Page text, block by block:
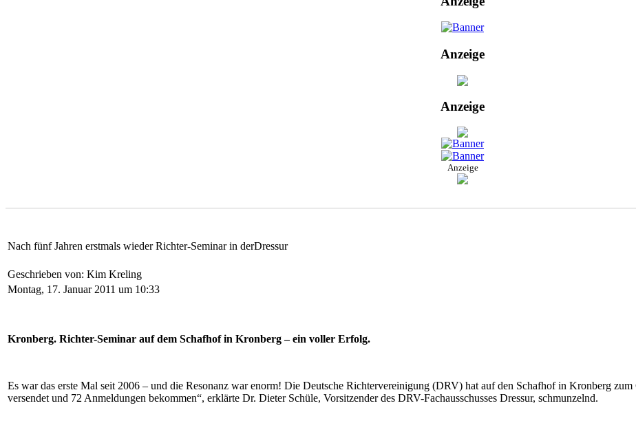
Anzeige
Anzeige
Anzeige
Nach fünf Jahren erstmals wieder Richter-Seminar in derDressur
Geschrieben von: Kim Kreling
Montag, 17. Januar 2011 um 10:33
Kronberg. Richter-Seminar auf dem Schafhof in Kronberg – ein voller Erfolg.
Es war das erste Mal seit 2006 – und die Resonanz war enorm! Die Deutsche Richtervereinigung (DRV) hat auf den Schafhof in Kronberg
versendet und 72 Anmeldungen bekommen“, erklärte Dr. Dieter Schüle, Vorsitzender des DRV-Fachausschusses Dressur, schmunzelnd.